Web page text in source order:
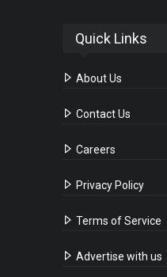
Quick Links
About Us
Contact Us
Careers
Privacy Policy
Terms of Service
Advertise with us